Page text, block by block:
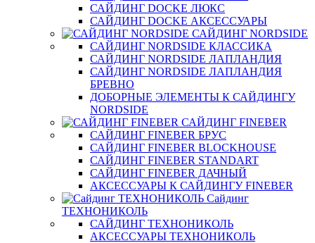
САЙДИНГ DOCKE ЛЮКС
САЙДИНГ DOCKE АКСЕССУАРЫ
САЙДИНГ NORDSIDE
САЙДИНГ NORDSIDE КЛАССИКА
САЙДИНГ NORDSIDE ЛАПЛАНДИЯ
САЙДИНГ NORDSIDE ЛАПЛАНДИЯ
БРЕВНО
ДОБОРНЫЕ ЭЛЕМЕНТЫ К САЙДИНГУ
NORDSIDE
САЙДИНГ FINEBER
САЙДИНГ FINEBER БРУС
САЙДИНГ FINEBER BLOCKHOUSE
САЙДИНГ FINEBER STANDART
САЙДИНГ FINEBER ДАЧНЫЙ
АКСЕССУАРЫ К САЙДИНГУ FINEBER
Сайдинг
ТЕХНОНИКОЛЬ
САЙДИНГ ТЕХНОНИКОЛЬ
АКСЕССУАРЫ ТЕХНОНИКОЛЬ